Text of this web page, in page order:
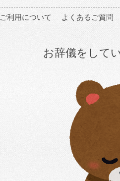
ご利用について よくあるご質問
お辞儀をして